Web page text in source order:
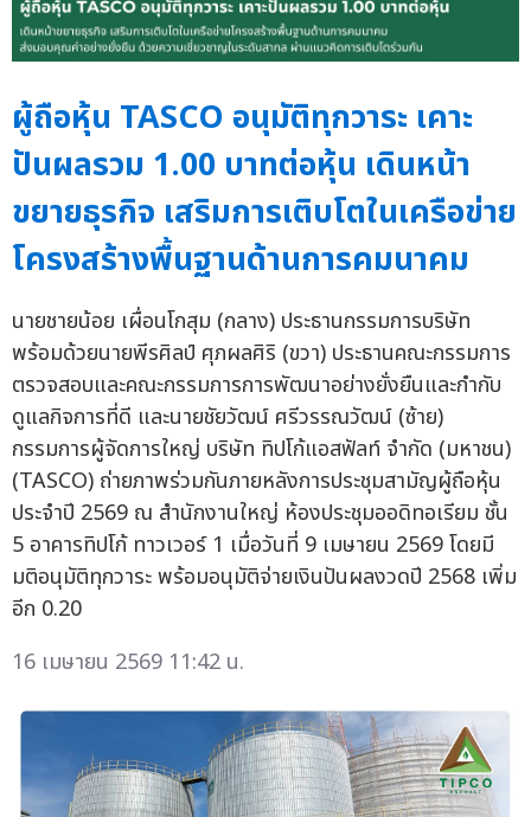
ผู้ถือหุ้น TASCO อนุมัติทุกวาระ เคาะ
ปันผลรวม 1.00 บาทต่อหุ้น เดินหน้า
ขยายธุรกิจ เสริมการเติบโตในเครือข่าย
โครงสร้างพื้นฐานด้านการคมนาคม
นายชายน้อย เผื่อนโกสุม (กลาง) ประธานกรรมการบริษัท
พร้อมด้วยนายพีรศิลป์ ศุภผลศิริ (ขวา) ประธานคณะกรรมการ
ตรวจสอบและคณะกรรมการการพัฒนาอย่างยั่งยืนและกำกับ
ดูแลกิจการที่ดี และนายชัยวัฒน์ ศรีวรรณวัฒน์ (ซ้าย)
กรรมการผู้จัดการใหญ่ บริษัท ทิปโก้แอสฟัลท์ จำกัด (มหาชน)
(TASCO) ถ่ายภาพร่วมกันภายหลังการประชุมสามัญผู้ถือหุ้น
ประจำปี 2569 ณ สำนักงานใหญ่ ห้องประชุมออดิทอเรียม ชั้น
5 อาคารทิปโก้ ทาวเวอร์ 1 เมื่อวันที่ 9 เมษายน 2569 โดยมี
มติอนุมัติทุกวาระ พร้อมอนุมัติจ่ายเงินปันผลงวดปี 2568 เพิ่ม
อีก 0.20
16 เมษายน 2569 11:42 น.